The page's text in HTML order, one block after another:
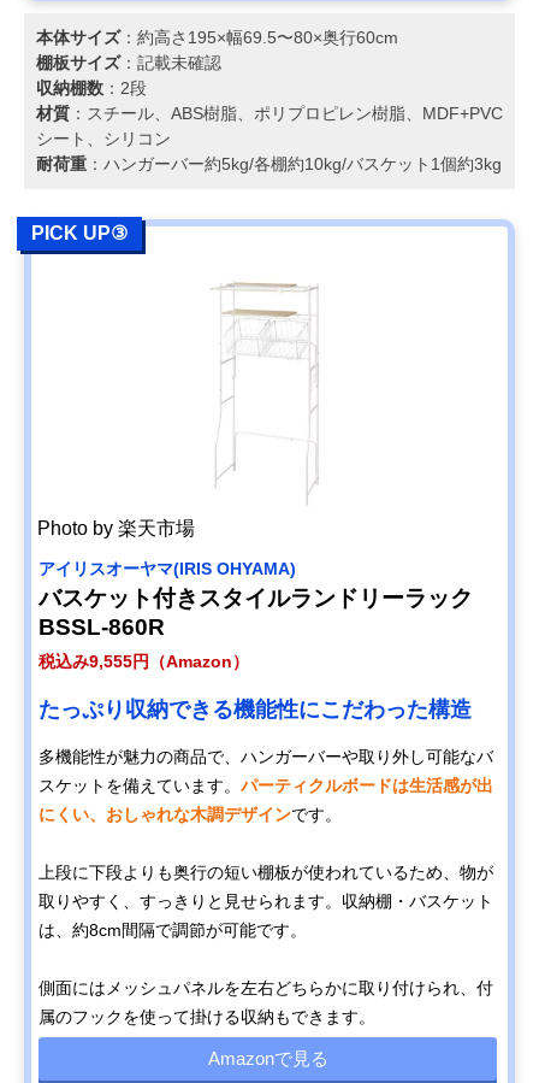
本体サイズ：約高さ195×幅69.5〜80×奥行60cm
棚板サイズ：記載未確認
収納棚数 ：2段
材質 ：スチール、ABS樹脂、ポリプロピレン樹脂、MDF+PVC
シート、シリコン
耐荷重 ：ハンガーバー約5kg/各棚約10kg/バスケット1個約3kg
PICK UP③
Photo by 楽天市場
アイリスオーヤマ(IRIS OHYAMA)
バスケット付きスタイルランドリーラック
BSSL-860R
税込み9,555円（Amazon）
たっぷり収納できる機能性にこだわった構造
多機能性が魅力の商品で、ハンガーバーや取り外し可能なバ
スケットを備えています。 パーティクルボードは生活感が出
にくい、おしゃれな木調デザインです。
上段に下段よりも奥行の短い棚板が使われているため、物が
取りやすく、すっきりと見せられます。収納棚・バスケット
は、約8cm間隔で調節が可能です。
側面にはメッシュパネルを左右どちらかに取り付けられ、付
属のフックを使って掛ける収納もできます。
Amazonで見る